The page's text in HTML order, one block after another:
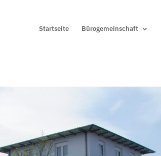
Startseite Bürogemeinschaft